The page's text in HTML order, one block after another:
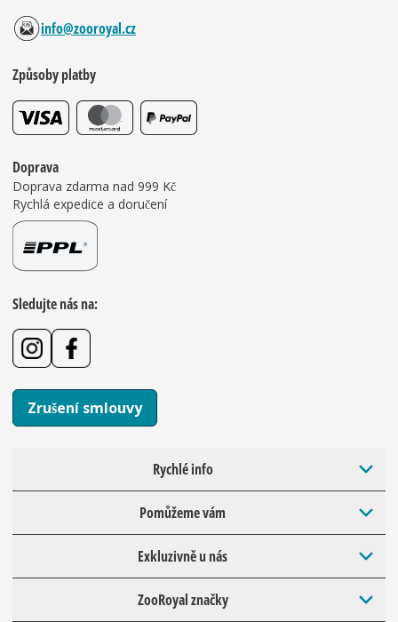
info@zooroyal.cz
Způsoby platby
Doprava
Doprava zdarma nad 999 Kč
Rychlá expedice a doručení
Sledujte nás na:
Zrušení smlouvy
Rychlé info
Pomůžeme vám
Exkluzivně u nás
ZooRoyal značky